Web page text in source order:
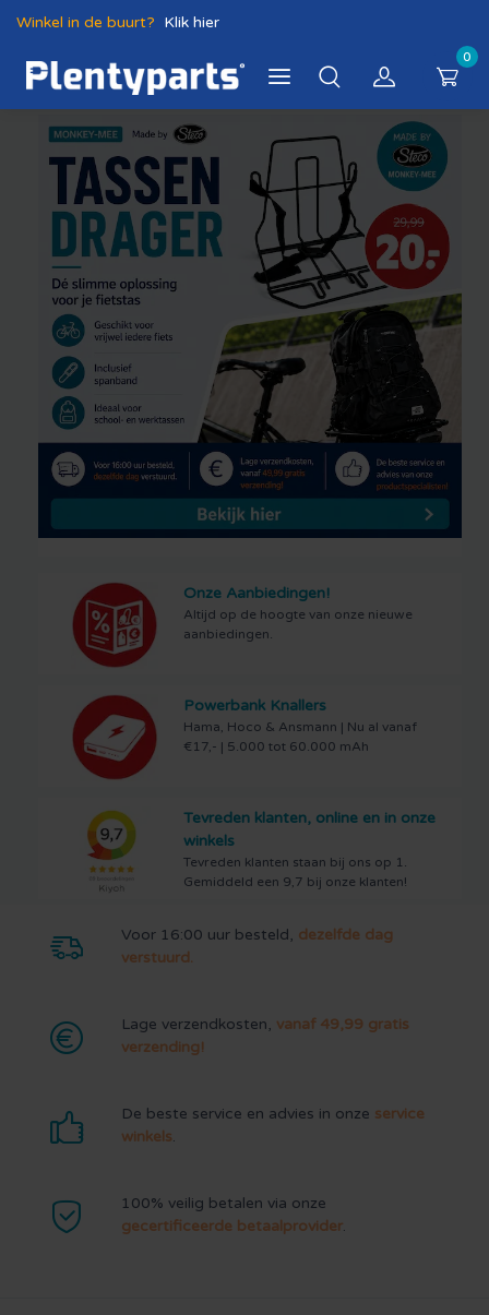
Winkel in de buurt? Klik hier
0
Onze Aanbiedingen!
Altijd op de hoogte van onze nieuwe
aanbiedingen.
Powerbank Knallers
Hama, Hoco & Ansmann | Nu al vanaf
€17,- | 5.000 tot 60.000 mAh
Tevreden klanten, online en in onze
winkels
Tevreden klanten staan bij ons op 1.
Gemiddeld een 9,7 bij onze klanten!
Voor 16:00 uur besteld, dezelfde dag
verstuurd.
Lage verzendkosten, vanaf 49,99 gratis
verzending!
De beste service en advies in onze service
winkels.
100% veilig betalen via onze
gecertificeerde betaalprovider.